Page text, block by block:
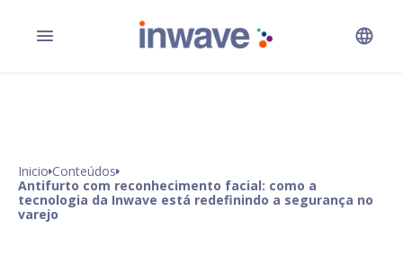
Inicio Conteúdos
Antifurto com reconhecimento facial: como a
tecnologia da Inwave está redefinindo a segurança no
varejo